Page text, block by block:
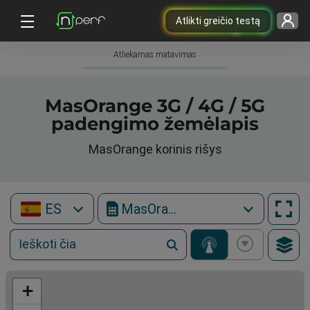
Atlikti greičio testą
Atliekamas matavimas
MasOrange 3G / 4G / 5G
padengimo žemėlapis
MasOrange korinis rišys
ES MasOrange
+